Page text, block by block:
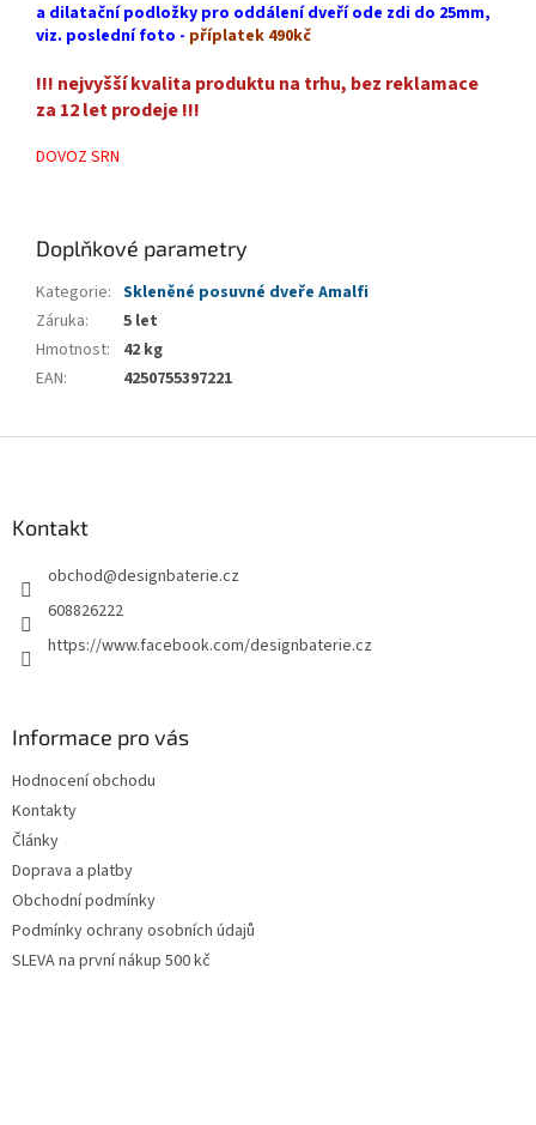
a dilatační podložky pro oddálení dveří ode zdi do 25mm,
viz. poslední foto - příplatek 490kč
!!! nejvyšší kvalita produktu na trhu, bez reklamace
za 12 let prodeje !!!
DOVOZ SRN
Doplňkové parametry
Kategorie: Skleněné posuvné dveře Amalfi
Záruka:
5 let
Hmotnost:
42 kg
EAN: 4250755397221
Kontakt
obchod@designbaterie.cz
608826222
https://www.facebook.com/designbaterie.cz
Informace pro vás
Hodnocení obchodu
Kontakty
Články
Doprava a platby
Obchodní podmínky
Podmínky ochrany osobních údajů
SLEVA na první nákup 500 kč